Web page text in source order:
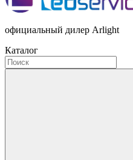
официальный дилер Arlight
Каталог